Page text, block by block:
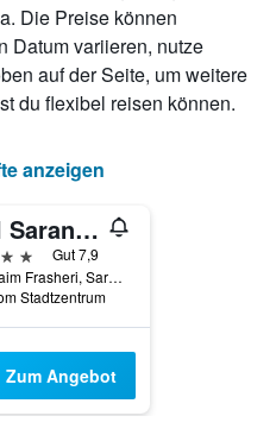
Die Preise können
Datum variieren, nutze
auf der Seite, um weitere
du flexibel reisen können.
anzeigen
Hotel Saranda Butrinti, Affiliated by Meliá
Gut 7,9
Rruga Naim Frasheri, Saranda, Albanien
Stadtzentrum
Zum Angebot